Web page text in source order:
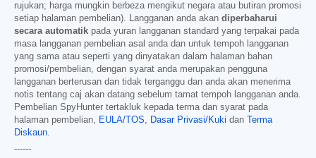
rujukan; harga mungkin berbeza mengikut negara atau butiran promosi
setiap halaman pembelian). Langganan anda akan diperbaharui
secara automatik pada yuran langganan standard yang terpakai pada
masa langganan pembelian asal anda dan untuk tempoh langganan
yang sama atau seperti yang dinyatakan dalam halaman bahan
promosi/pembelian, dengan syarat anda merupakan pengguna
langganan berterusan dan tidak terganggu dan anda akan menerima
notis tentang caj akan datang sebelum tamat tempoh langganan anda.
Pembelian SpyHunter tertakluk kepada terma dan syarat pada
halaman pembelian, EULA/TOS, Dasar Privasi/Kuki dan
Terma
Diskaun.
------